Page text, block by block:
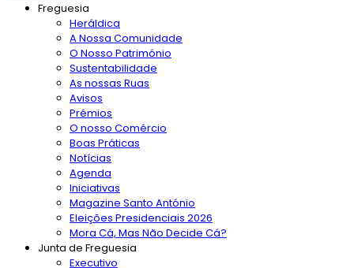
Freguesia
Heráldica
A Nossa Comunidade
O Nosso Património
Sustentabilidade
As nossas Ruas
Avisos
Prémios
O nosso Comércio
Boas Práticas
Notícias
Agenda
Iniciativas
Magazine Santo António
Eleições Presidenciais 2026
Mora Cá, Mas Não Decide Cá?
Junta de Freguesia
Executivo